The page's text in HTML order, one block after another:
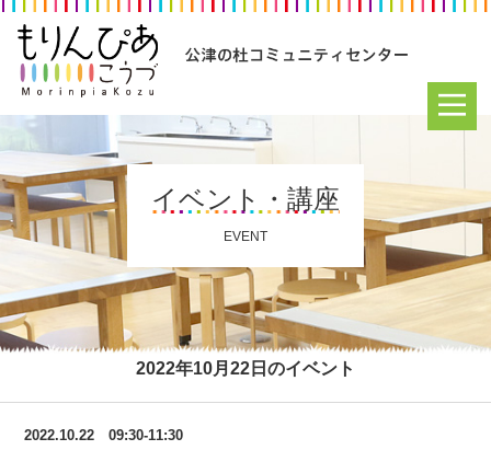
イベント・講座
EVENT
2022年10月22日のイベント
2022.10.22 09:30-11:30